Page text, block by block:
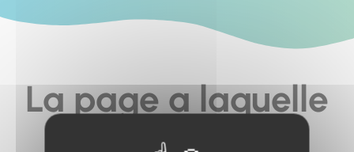
La page a laquelle
vous cherchez à